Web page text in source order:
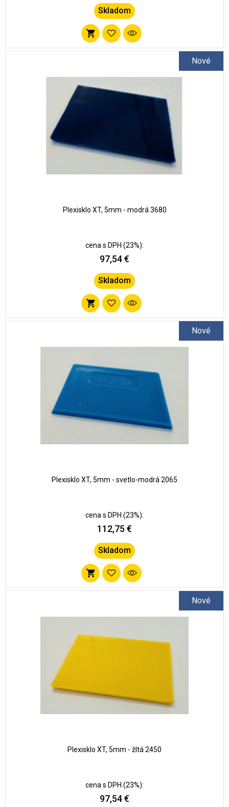
Skladom
Pridať
obľúbených
Nové
Plexisklo XT, 5mm - modrá 3680
cena s DPH (23%):
97,54 €
Skladom
Pridať
obľúbených
Nové
Plexisklo XT, 5mm - svetlo-modrá 2065
cena s DPH (23%):
112,75 €
Skladom
Pridať
obľúbených
Nové
Plexisklo XT, 5mm - žltá 2450
cena s DPH (23%):
97,54 €